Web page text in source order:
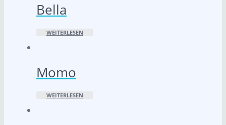
Bella
WEITERLESEN
Momo
WEITERLESEN